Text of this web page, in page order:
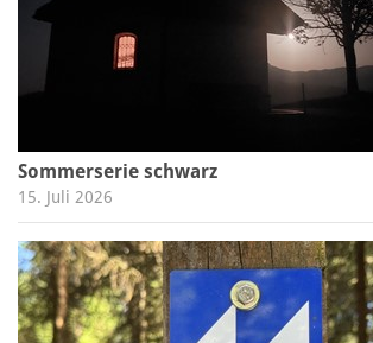
Sommerserie schwarz
15. Juli 2026